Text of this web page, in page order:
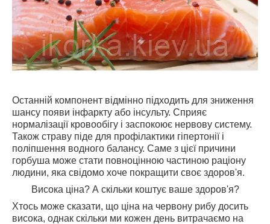
Останній компонент відмінно підходить для зниження
шансу появи інфаркту або інсульту. Сприяє
нормалізації кровообігу і заспокоює нервову систему.
Також страву піде для профілактики гіпертонії і
поліпшення водного балансу. Саме з цієї причини
горбуша може стати повноцінною частиною раціону
людини, яка свідомо хоче покращити своє здоров'я.
Висока ціна? А скільки коштує ваше здоров'я?
Хтось може сказати, що ціна на червону рибу досить
висока, однак скільки ми кожен день витрачаємо на